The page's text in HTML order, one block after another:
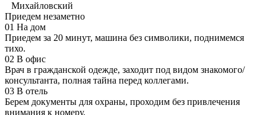
Михайловский
Приедем незаметно
01 На дом
Приедем за 20 минут, машина без символики, поднимемся
тихо.
02 В офис
Врач в гражданской одежде, заходит под видом знакомого/
консультанта, полная тайна перед коллегами.
03 В отель
Берем документы для охраны, проходим без привлечения
внимания к номеру.